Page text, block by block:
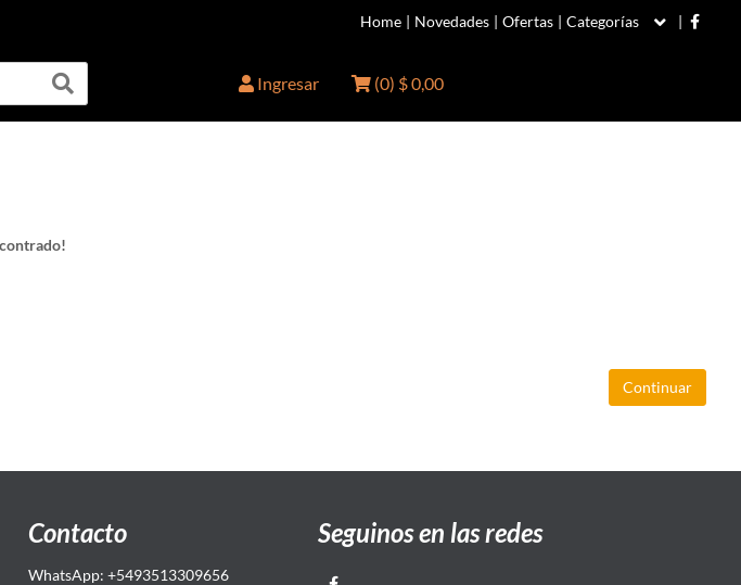
Home | Novedades | Ofertas | Categorías |
Ingresar (0) $ 0,00
Continuar
Contacto
WhatsApp: +5493513309656
Seguinos en las redes